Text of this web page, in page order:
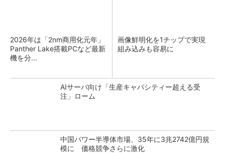
2026年は「2nm商用化元年」
Panther Lake搭載PCなど最新
機を分...
画像鮮明化を1チップで実現
組み込みも容易に
AIサーバ向け「生産キャパシティー超える受
注」ローム
中国パワー半導体市場、35年に3兆2742億円規
模に 価格競争さらに激化